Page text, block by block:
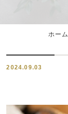
ホーム
2024.09.03